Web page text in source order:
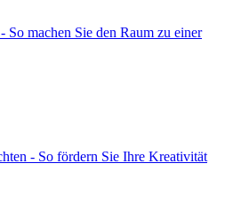
So machen Sie den Raum zu einer
- So fördern Sie Ihre Kreativität